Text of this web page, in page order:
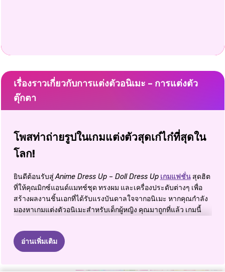
เรื่องราวเกี่ยวกับการแต่งตัวอนิเมะ – การแต่งตัว
ตุ๊กตา
โพสท่าถ่ายรูปในเกมแต่งตัวสุดเก๋ไก๋ที่สุดใน
โลก!
ยินดีต้อนรับสู่Anime Dress Up – Doll Dress Up เกมแฟชั่นสุดฮิต
ที่ให้คุณมิกซ์แอนด์แมทช์ชุด ทรงผม และเครื่องประดับต่างๆ เพื่อ
สร้างผลงานชิ้นเอกที่ได้รับแรงบันดาลใจจากอนิเมะ หากคุณกำลัง
มองหาเกมแต่งตัวอนิเมะสำหรับเด็กผู้หญิง คุณมาถูกที่แล้ว เกมนี้
คิดสร้างสรรค์ของคุณ
👗 ปลดปล่อยพลังแห่งสไตล์ของคุณ
อ่านเพิ่มเติม